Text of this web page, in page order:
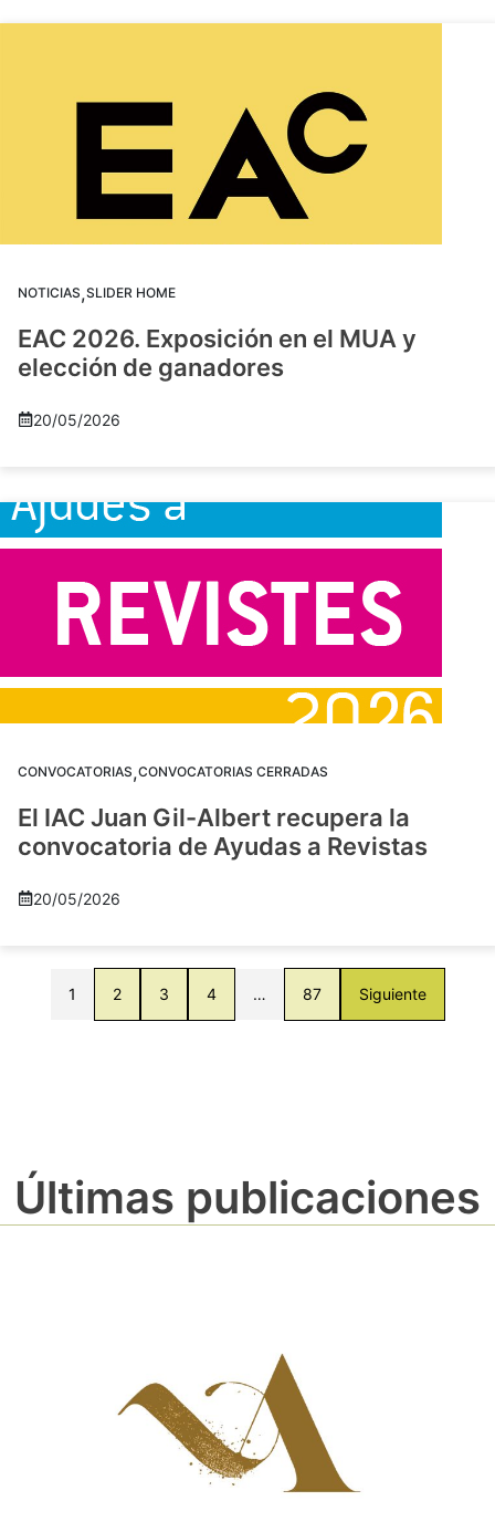
NOTICIAS,SLIDER HOME
EAC 2026. Exposición en el MUA y
elección de ganadores
20/05/2026
CONVOCATORIAS,CONVOCATORIAS CERRADAS
El IAC Juan Gil-Albert recupera la
convocatoria de Ayudas a Revistas
20/05/2026
1 2 3 4 … 87 Siguiente
Últimas publicaciones